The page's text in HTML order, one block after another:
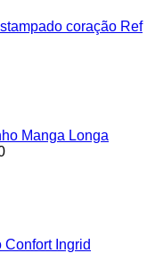
coração Ref
Manga Longa
Faixa
Ingrid